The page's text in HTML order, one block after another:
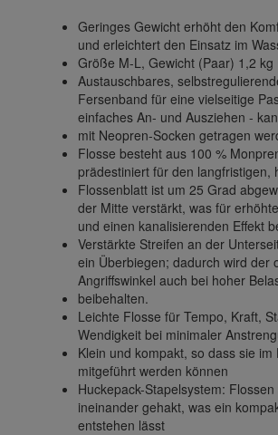
Geringes Gewicht erhöht den
und erleichtert den Einsatz im
Größe M-L, Gewicht (Paar) 1,2 kg
Austauschbares,
Fersenband für eine vielseitige
einfaches An- und Ausziehen -
mit Neopren-Socken getragen
Flosse besteht aus 100 %
prädestiniert für den langfristigen,
Flossenblatt ist um 25 Grad
der Mitte verstärkt, was für
und einen kanalisierenden Effekt
Verstärkte Streifen an der
ein Überbiegen; dadurch wird der
Angriffswinkel auch bei hoher
beibehalten.
Leichte Flosse für Tempo, Kraft,
Wendigkeit bei minimaler
Klein und kompakt, so dass sie im
mitgeführt werden können
Huckepack-Stapelsystem:
ineinander gehakt, was ein
entstehen lässt